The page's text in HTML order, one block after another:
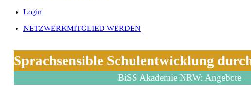
Login
NETZWERKMITGLIED WERDEN
Sprachsensible Schulentwicklung
BiSS Akademie NRW: Angebote